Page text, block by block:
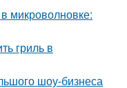
микроволновке:
гриль в
шоу-бизнеса